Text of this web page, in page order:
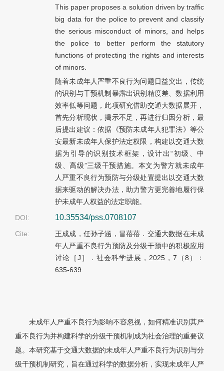
This paper proposes a solution driven by traffic
big data for the police to prevent and classify
the serious misconduct of minors, and helps
the police to better perform the statutory
functions of protecting the rights and interests
of minors.
随着未成年人严重不良行为问题日益突出，传统
的识别与干预机制暴露出识别精度差、数据利用
效率低等问题，此项研究借助交通大数据展开，
首先分析现状，揭示不足，再进行归因分析，最
后提出建议：依据《预防未成年人犯罪法》等公
安最新未成年人保护法定权限，构建以交通大数
据为引导的识别技术框架，设计出“初级、中
级、高级”三级干预措施。本文为警方就未成年
人严重不良行为预防与分级处置提出以交通大数
据来驱动的解决办法，助力警方更完善地履行保
护未成年人权益的法定职能。
DOI:
10.35534/pss.0708107
Cite:
王成成，任孙子涵，冒蓓蓓．交通大数据在未成
年人严重不良行为预防及分级干预中的积极应用
讨论［J］．社会科学进展，2025，7（8）：
635-639.
未成年人严重不良行为影响不容忽视，如何精准识别其严
重不良行为并构建科学的分级干预机制成为社会治理的重要议
题。本研究基于交通大数据的未成年人严重不良行为识别与分
级干预机制研究，旨在通过科学的数据分析，实现未成年人严